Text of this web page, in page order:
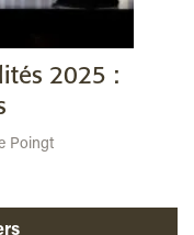
2025 :
Poingt